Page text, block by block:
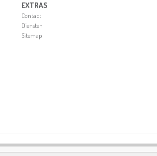
EXTRAS
Contact
Diensten
Sitemap